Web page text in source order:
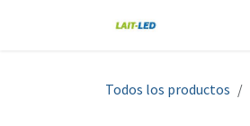
Todos los productos